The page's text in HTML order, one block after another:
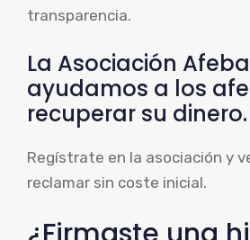
transparencia.
La Asociación
ayudamos a los
recuperar su dinero.
Regístrate en la asociación y
reclamar sin coste inicial.